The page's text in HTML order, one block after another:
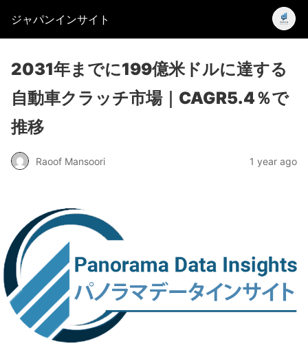
ジャパンインサイト
2031年までに199億米ドルに達する
自動車クラッチ市場｜CAGR5.4％で
推移
Raoof Mansoori 1 year ago